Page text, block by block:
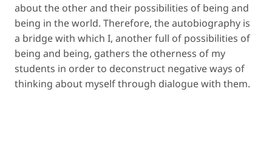
about the other and their possibilities of being and
being in the world. Therefore, the autobiography is
a bridge with which I, another full of possibilities of
being and being, gathers the otherness of my
students in order to deconstruct negative ways of
thinking about myself through dialogue with them.